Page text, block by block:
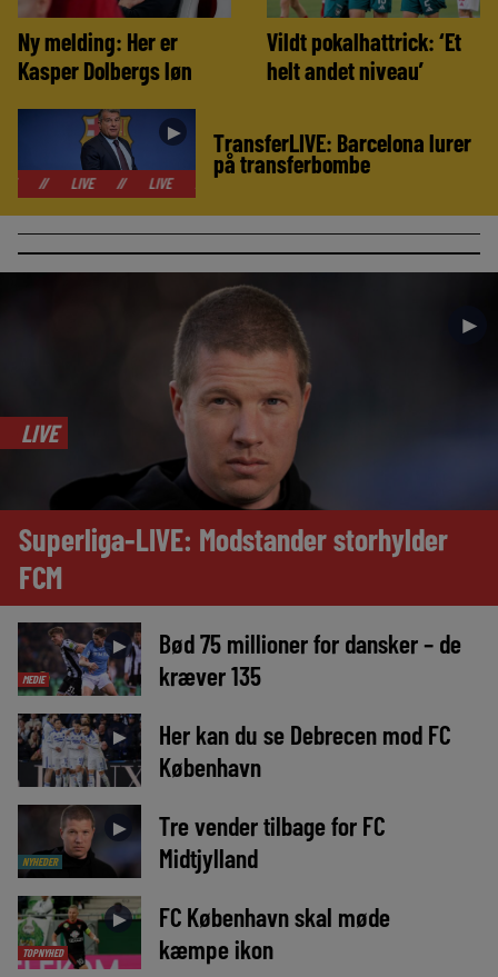
Ny melding: Her er
Kasper Dolbergs løn
Vildt pokalhattrick: ‘Et
helt andet niveau’
►
LIVE LIVE LIVE //
TransferLIVE: Barcelona lurer
på transferbombe
►
LIVE
Superliga-LIVE: Modstander storhylder
FCM
MEDIE
►
Bød 75 millioner for dansker – de
kræver 135
►
Her kan du se Debrecen mod FC
København
NYHEDER
►
Tre vender tilbage for FC
Midtjylland
TOPNYHED
►
FC København skal møde
kæmpe ikon